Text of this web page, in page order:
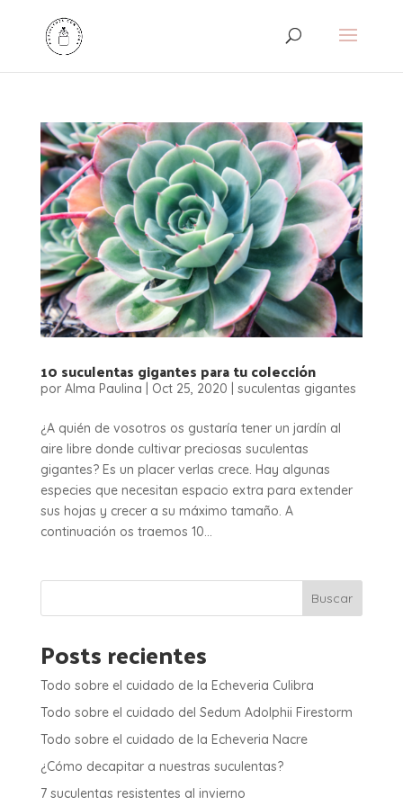
10 suculentas gigantes para tu colección
por Alma Paulina Oct 25, 2020 suculentas gigantes
¿A quién de vosotros os gustaría tener un jardín al
aire libre donde cultivar preciosas suculentas
gigantes? Es un placer verlas crece. Hay algunas
especies que necesitan espacio extra para extender
sus hojas y crecer a su máximo tamaño. A
continuación os traemos 10...
Buscar
Posts recientes
Todo sobre el cuidado de la Echeveria Culibra
Todo sobre el cuidado del Sedum Adolphii Firestorm
Todo sobre el cuidado de la Echeveria Nacre
¿Cómo decapitar a nuestras suculentas?
7 suculentas resistentes al invierno